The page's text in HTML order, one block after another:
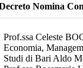
Nomina
Prof.ssa Celeste
Economia,
Studi di Bari Aldo